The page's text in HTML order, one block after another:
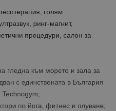
голям
ринг-магнит,
процедури, салон за
гледна към морето и зала за
с единствената в България
Technogym;
по йога, фитнес и плуване;